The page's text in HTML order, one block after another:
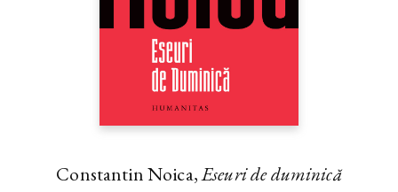
Constantin Noica,Eseuri de duminică